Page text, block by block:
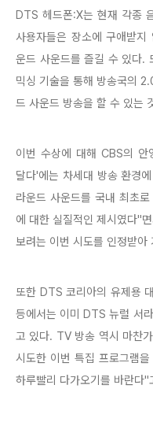
DTS 헤드폰:X는 현재 각종
사용자들은 장소에 구애받
운드 사운드를 즐길 수 있다.
믹싱 기술을 통해 방송국의
드 사운드 방송을 할 수 있는
이번 수상에 대해 CBS의 안
달다'에는 차세대 방송 환경
라운드 사운드를 국내 최초
에 대한 실질적인 제시였다"
보려는 이번 시도를 인정받아
또한 DTS 코리아의 유제용
등에서는 이미 DTS 뉴럴 서
고 있다. TV 방송 역시 마찬
시도한 이번 특집 프로그램
하루빨리 다가오기를 바란다"